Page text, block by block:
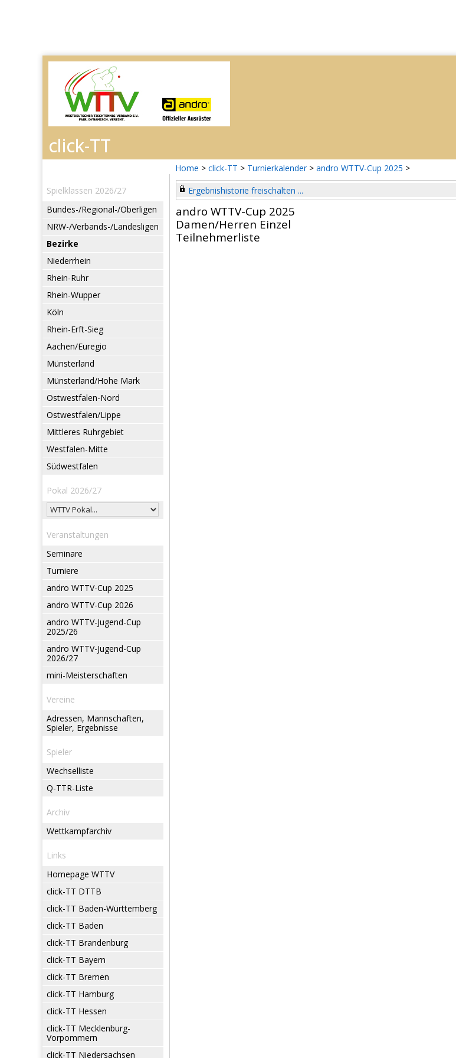
Home > click-TT > Turnierkalender > andro WTTV-Cup 2025 >
Spielklassen 2026/27
Bundes-/Regional-/Oberligen
NRW-/Verbands-/Landesligen
Bezirke
Niederrhein
Rhein-Ruhr
Rhein-Wupper
Köln
Rhein-Erft-Sieg
Aachen/Euregio
Münsterland
Münsterland/Hohe Mark
Ostwestfalen-Nord
Ostwestfalen/Lippe
Mittleres Ruhrgebiet
Westfalen-Mitte
Südwestfalen
Pokal 2026/27
Veranstaltungen
Seminare
Turniere
andro WTTV-Cup 2025
andro WTTV-Cup 2026
andro WTTV-Jugend-Cup
2025/26
andro WTTV-Jugend-Cup
2026/27
mini-Meisterschaften
Vereine
Adressen, Mannschaften,
Spieler, Ergebnisse
Spieler
Wechselliste
Q-TTR-Liste
Archiv
Wettkampfarchiv
Links
Homepage WTTV
click-TT DTTB
click-TT Baden-Württemberg
click-TT Baden
click-TT Brandenburg
click-TT Bayern
click-TT Bremen
click-TT Hamburg
click-TT Hessen
click-TT Mecklenburg-
Vorpommern
click-TT Niedersachsen
Ergebnishistorie freischalten ...
andro WTTV-Cup 2025
Damen/Herren Einzel
Teilnehmerliste